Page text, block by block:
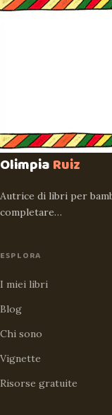
OlimpiaRuiz
Autrice di libri per
completare…
ESPLORA
I miei libri
Blog
Chi sono
Vignette
Risorse gratuite